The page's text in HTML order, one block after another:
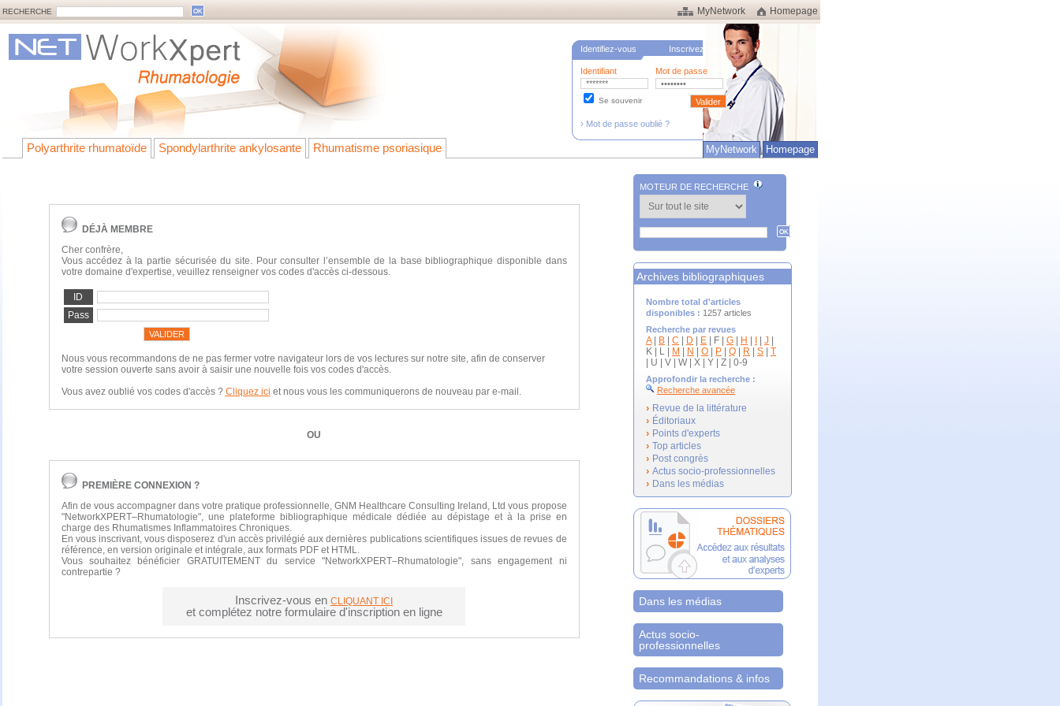
RECHERCHE MyNetwork Homepage
Polyarthrite rhumatoïde Spondylarthrite ankylosante Rhumatisme psoriasique
Identifiez-vous Inscrivez-vous
Identifiant Mot de passe
Se souvenir
› Mot de passe oublié ?
MyNetwork Homepage
DÉJÀ MEMBRE
Cher confrère,
Vous accédez à la partie sécurisée du site. Pour consulter l’ensemble de la base bibliographique disponible dans
votre domaine d'expertise, veuillez renseigner vos codes d'accès ci-dessous.
ID
Pass
Nous vous recommandons de ne pas fermer votre navigateur lors de vos lectures sur notre site, afin de conserver
votre session ouverte sans avoir à saisir une nouvelle fois vos codes d'accès.
Vous avez oublié vos codes d'accès ? Cliquez ici et nous vous les communiquerons de nouveau par e-mail.
OU
PREMIÈRE CONNEXION ?
Afin de vous accompagner dans votre pratique professionnelle, GNM Healthcare Consulting Ireland, Ltd vous propose
"NetworkXPERT–Rhumatologie", une plateforme bibliographique médicale dédiée au dépistage et à la prise en
charge des Rhumatismes Inflammatoires Chroniques.
En vous inscrivant, vous disposerez d'un accès privilégié aux dernières publications scientifiques issues de revues de
référence, en version originale et intégrale, aux formats PDF et HTML.
Vous souhaitez bénéficier GRATUITEMENT du service "NetworkXPERT–Rhumatologie", sans engagement ni
contrepartie ?
Inscrivez-vous en CLIQUANT ICI
et complétez notre formulaire d'inscription en ligne
MOTEUR DE RECHERCHE
Archives bibliographiques
Nombre total d'articles
disponibles : 1257 articles
Recherche par revues
A| B C D E | F | G H J
K | L |
M N O P Q R S
T
| U | V | W | X | Y | Z | 0-9
Approfondir la recherche :
Recherche avancée
› Revue de la littérature
› Éditoriaux
› Points d'experts
› Top articles
› Post congrès
› Actus socio-professionnelles
› Dans les médias
Dans les médias
Actus socio-
professionnelles
Recommandations & infos